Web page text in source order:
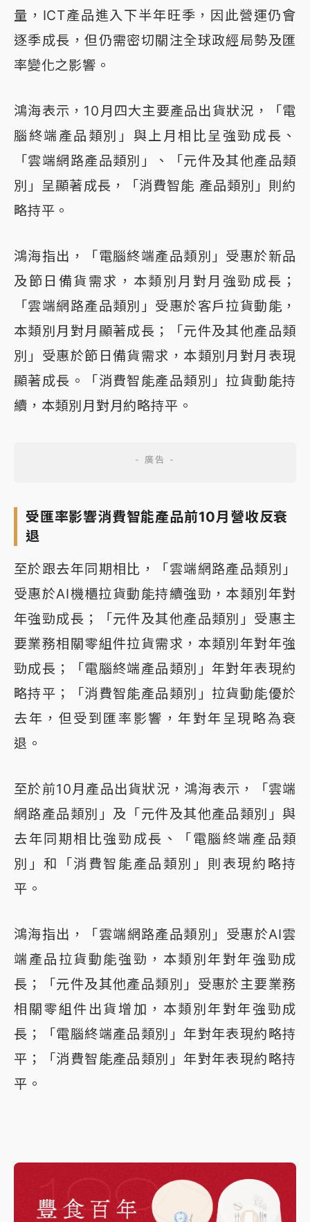
量，ICT產品進入下半年旺季，因此營運仍會
逐季成長，但仍需密切關注全球政經局勢及匯
率變化之影響。
鴻海表示，10月四大主要產品出貨狀況，「電
腦終端產品類別」與上月相比呈強勁成長、
「雲端網路產品類別」、「元件及其他產品類
別」呈顯著成長，「消費智能 產品類別」則約
略持平。
鴻海指出，「電腦終端產品類別」受惠於新品
及節日備貨需求，本類別月對月強勁成長；
「雲端網路產品類別」受惠於客戶拉貨動能，
本類別月對月顯著成長；「元件及其他產品類
別」受惠於節日備貨需求，本類別月對月表現
顯著成長。「消費智能產品類別」拉貨動能持
續，本類別月對月約略持平。
受匯率影響消費智能產品前10月營收反衰
退
至於跟去年同期相比，「雲端網路產品類別」
受惠於AI機櫃拉貨動能持續強勁，本類別年對
年強勁成長；「元件及其他產品類別」受惠主
要業務相關零組件拉貨需求，本類別年對年強
勁成長；「電腦終端產品類別」年對年表現約
略持平；「消費智能產品類別」拉貨動能優於
去年，但受到匯率影響，年對年呈現略為衰
退。
至於前10月產品出貨狀況，鴻海表示，「雲端
網路產品類別」及「元件及其他產品類別」與
去年同期相比強勁成長、「電腦終端產品類
別」和「消費智能產品類別」則表現約略持
平。
鴻海指出，「雲端網路產品類別」受惠於AI雲
端產品拉貨動能強勁，本類別年對年強勁成
長；「元件及其他產品類別」受惠於主要業務
相關零組件出貨增加，本類別年對年強勁成
長；「電腦終端產品類別」年對年表現約略持
平；「消費智能產品類別」年對年表現約略持
平。